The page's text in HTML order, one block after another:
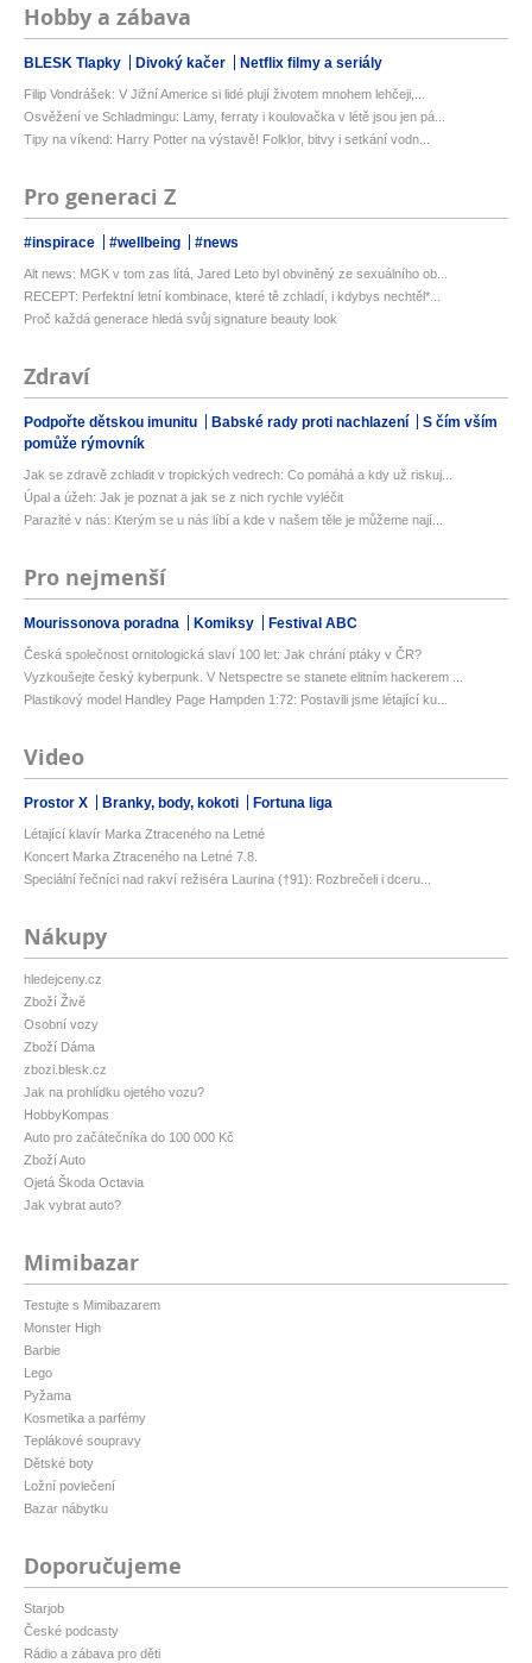
Hobby a zábava
BLESK Tlapky Divoký kačer Netflix filmy a seriály
Filip Vondrášek: V Jižní Americe si lidé plují životem mnohem lehčeji,...
Osvěžení ve Schladmingu: Lamy, ferraty i koulovačka v létě jsou jen pá...
Tipy na víkend: Harry Potter na výstavě! Folklor, bitvy i setkání vodn...
Pro generaci Z
#inspirace #wellbeing #news
Alt news: MGK v tom zas lítá, Jared Leto byl obviněný ze sexuálního ob...
RECEPT: Perfektní letní kombinace, které tě zchladí, i kdybys nechtěl*...
Proč každá generace hledá svůj signature beauty look
Zdraví
Podpořte dětskou imunitu Babské rady proti nachlazení
S čím vším
pomůže rýmovník
Jak se zdravě zchladit v tropických vedrech: Co pomáhá a kdy už riskuj...
Úpal a úžeh: Jak je poznat a jak se z nich rychle vyléčit
Parazité v nás: Kterým se u nás líbí a kde v našem těle je můžeme nají...
Pro nejmenší
Mourissonova poradna Komiksy Festival ABC
Česká společnost ornitologická slaví 100 let: Jak chrání ptáky v ČR?
Vyzkoušejte český kyberpunk. V Netspectre se stanete elitním hackerem ...
Plastikový model Handley Page Hampden 1:72: Postavili jsme létající ku...
Video
Prostor X Branky, body, kokoti Fortuna liga
Létající klavír Marka Ztraceného na Letné
Koncert Marka Ztraceného na Letné 7.8.
Speciální řečníci nad rakví režiséra Laurina (†91): Rozbrečeli i dceru...
Nákupy
hledejceny.cz
Zboží Živě
Osobní vozy
Zboží Dáma
zbozi.blesk.cz
Jak na prohlídku ojetého vozu?
HobbyKompas
Auto pro začátečníka do 100 000 Kč
Zboží Auto
Ojetá Škoda Octavia
Jak vybrat auto?
Mimibazar
Testujte s Mimibazarem
Monster High
Barbie
Lego
Pyžama
Kosmetika a parfémy
Teplákové soupravy
Dětské boty
Ložní povlečení
Bazar nábytku
Doporučujeme
Starjob
České podcasty
Rádio a zábava pro děti